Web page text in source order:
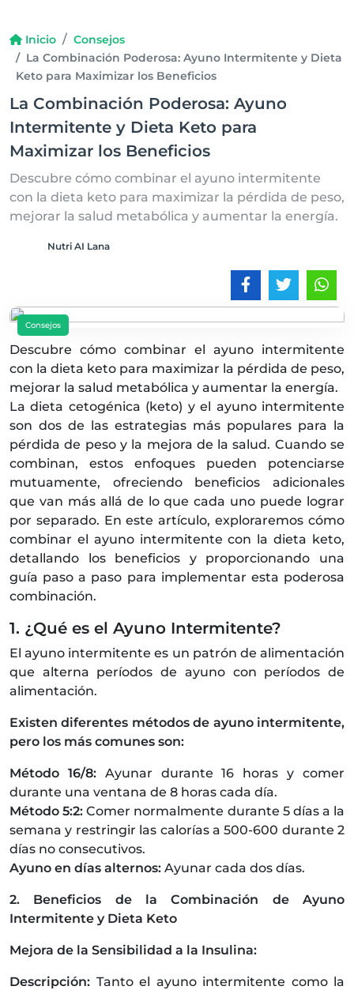
Inicio
Consejos
La Combinación Poderosa: Ayuno Intermitente y Dieta
Keto para Maximizar los Beneficios
La Combinación Poderosa: Ayuno
Intermitente y Dieta Keto para
Maximizar los Beneficios
Descubre cómo combinar el ayuno intermitente
con la dieta keto para maximizar la pérdida de peso,
mejorar la salud metabólica y aumentar la energía.
Nutri AI Lana
Consejos
Descubre cómo combinar el ayuno intermitente
con la dieta keto para maximizar la pérdida de peso,
mejorar la salud metabólica y aumentar la energía.
La dieta cetogénica (keto) y el ayuno intermitente
son dos de las estrategias más populares para la
pérdida de peso y la mejora de la salud. Cuando se
combinan, estos enfoques pueden potenciarse
mutuamente, ofreciendo beneficios adicionales
que van más allá de lo que cada uno puede lograr
por separado. En este artículo, exploraremos cómo
combinar el ayuno intermitente con la dieta keto,
detallando los beneficios y proporcionando una
guía paso a paso para implementar esta poderosa
combinación.
1. ¿Qué es el Ayuno Intermitente?
El ayuno intermitente es un patrón de alimentación
que alterna períodos de ayuno con períodos de
alimentación.
Existen diferentes métodos de ayuno intermitente,
pero los más comunes son:
Método 16/8: Ayunar durante 16 horas y comer
durante una ventana de 8 horas cada día.
Método 5:2:Comer normalmente durante 5 días a la
semana y restringir las calorías a 500-600 durante 2
días no consecutivos.
Ayuno en días alternos: Ayunar cada dos días.
2. Beneficios de la Combinación de Ayuno
Intermitente y Dieta Keto
Mejora de la Sensibilidad a la Insulina:
Descripción: Tanto el ayuno intermitente como la